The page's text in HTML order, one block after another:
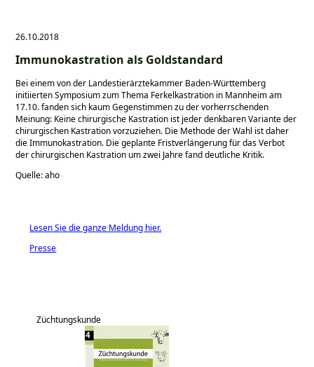
26.10.2018
Immunokastration als Goldstandard
Bei einem von der Landestierärztekammer Baden-Württemberg
initiierten Symposium zum Thema Ferkelkastration in Mannheim am
17.10. fanden sich kaum Gegenstimmen zu der vorherrschenden
Meinung: Keine chirurgische Kastration ist jeder denkbaren Variante der
chirurgischen Kastration vorzuziehen. Die Methode der Wahl ist daher
die Immunokastration. Die geplante Fristverlängerung für das Verbot
der chirurgischen Kastration um zwei Jahre fand deutliche Kritik.
Quelle: aho
Lesen Sie die ganze Meldung hier.
Presse
Züchtungskunde